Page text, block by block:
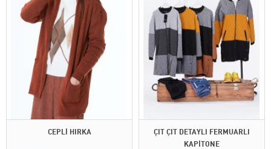
CEPLİ HIRKA
ÇIT ÇIT DETAYLI FERMUARLI
KAPİTONE